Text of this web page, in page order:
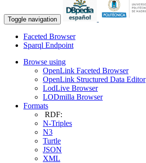
Toggle navigation
Faceted Browser
Sparql Endpoint
Browse using
OpenLink Faceted Browser
OpenLink Structured Data Editor
LodLive Browser
LODmilla Browser
Formats
RDF:
N-Triples
N3
Turtle
JSON
XML